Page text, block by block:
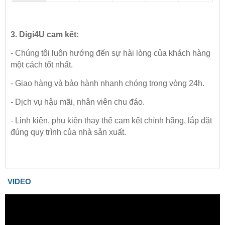
3. Digi4U cam kết:
- Chúng tôi luôn hướng đến sự hài lòng của khách hàng
một cách tốt nhất.
- Giao hàng và bảo hành nhanh chóng trong vòng 24h.
- Dịch vụ hậu mãi, nhân viên chu đáo.
- Linh kiện, phụ kiện thay thế cam kết chính hãng, lắp đặt
đúng quy trình của nhà sản xuất.
VIDEO